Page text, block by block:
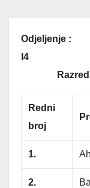
Odjeljenje :
Redni
broj
1.
2.